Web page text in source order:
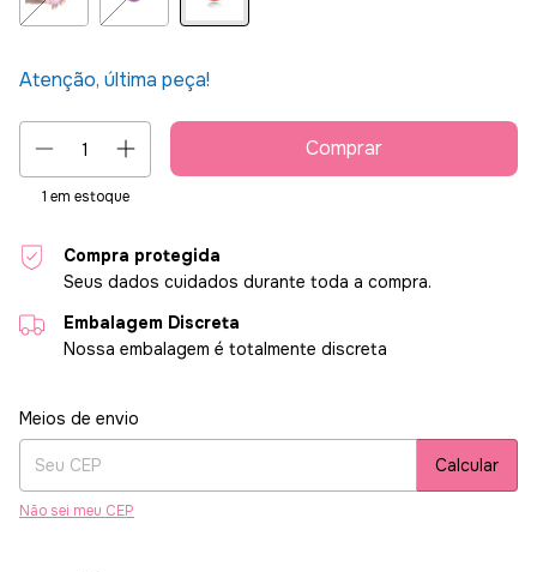
Atenção, última peça!
1 em estoque
Compra protegida
Seus dados cuidados durante toda a compra.
Embalagem Discreta
Nossa embalagem é totalmente discreta
Entregas para o CEP:
Meios de envio
Calcular
Não sei meu CEP